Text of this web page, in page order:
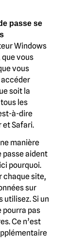
passe se
Windows
vous
vous
accéder
soit la
les
à-dire
et Safari.
manière
passe aident
pourquoi.
chaque site,
sur
utilisez. Si un
pourra pas
Ce n’est